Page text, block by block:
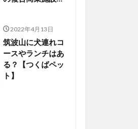
2022年4月13日
筑波山に犬連れコ
ースやランチはあ
る？【つくばペッ
ト】